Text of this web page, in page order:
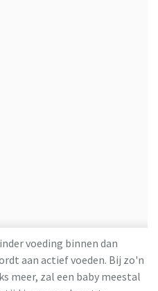
voeding binnen dan
aan actief voeden. Bij zo'n
meer, zal een baby meestal